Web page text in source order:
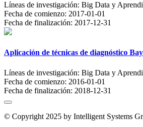
Líneas de investigación: Big Data y
Fecha de comienzo: 2017-01-01
Fecha de finalización: 2017-12-31
Aplicación de técnicas de diagnóstico
Líneas de investigación: Big Data y
Fecha de comienzo: 2016-01-01
Fecha de finalización: 2018-12-31
© Copyright 2025 by Intelligent Systems